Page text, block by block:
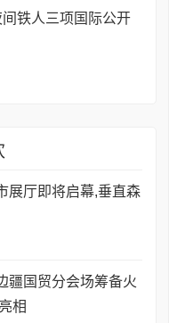
铁人三项国际公开
展厅即将启幕,垂直森
疆国贸分会场筹备火
相